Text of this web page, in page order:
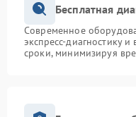
Бесплатная
Современное
экспресс-диагностику
сроки, минимизируя